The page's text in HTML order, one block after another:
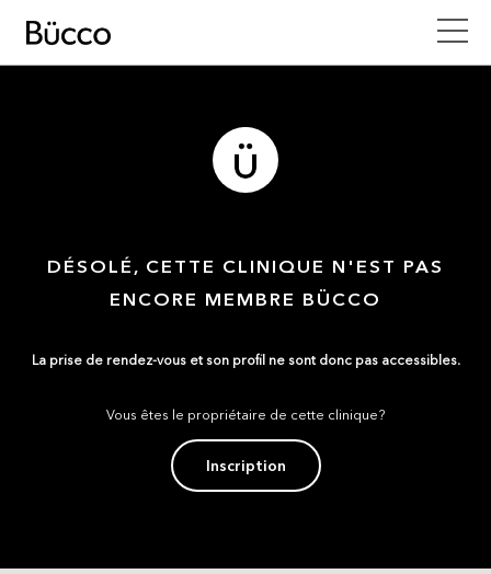
DÉSOLÉ, CETTE CLINIQUE N'EST PAS
ENCORE MEMBRE BÜCCO
La prise de rendez-vous et son profil ne sont donc pas accessibles.
Vous êtes le propriétaire de cette clinique?
Inscription